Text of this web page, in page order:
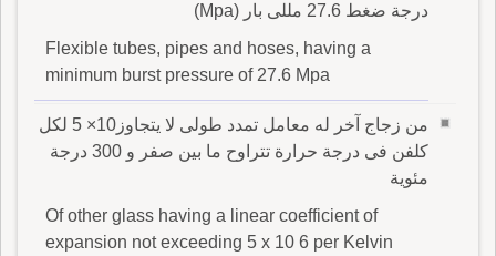
درجة ضغط 27.6 مللى بار (Mpa)
Flexible tubes, pipes and hoses, having a
minimum burst pressure of 27.6 Mpa
من زجاج آخر له معامل تمدد طولى لا يتجاوز10× 5 لكل
كلفن فى درجة حرارة تتراوح ما بين صفر و 300 درجة
مئوية
Of other glass having a linear coefficient of
expansion not exceeding 5 x 10 6 per Kelvin